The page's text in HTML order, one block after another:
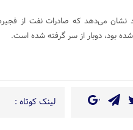
نشان می‌دهد که صادرات نفت از
لینک کوتاه :